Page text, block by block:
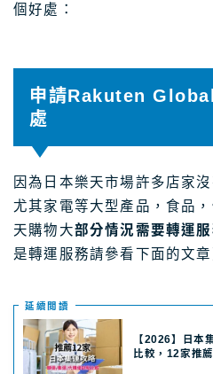
個好處：
申請Rakuten
處
因為日本樂天市場許多店家沒
尤其家電等大型產品，食品
天購物大部分情況需要轉運
是轉運服務請參看下面的文章
延續閲讀
【2026】日本
比較，12家推